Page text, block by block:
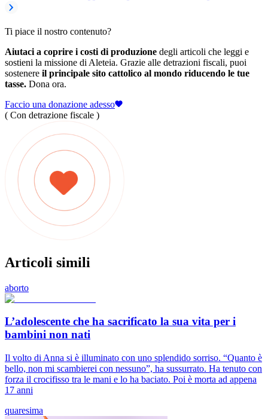
Ti piace il nostro contenuto?
Aiutaci a coprire i costi di produzione degli articoli che leggi e
sostieni la missione di Aleteia. Grazie alle detrazioni fiscali, puoi
sostenere il principale sito cattolico al mondo riducendo le tue
tasse. Dona ora.
Faccio una donazione adesso
( Con detrazione fiscale )
Articoli simili
aborto
L’adolescente che ha sacrificato la sua vita per i
bambini non nati
Il volto di Anna si è illuminato con uno splendido sorriso. “Quanto è
bello, non mi scambierei con nessuno”, ha sussurrato. Ha tenuto con
forza il crocifisso tra le mani e lo ha baciato. Poi è morta ad appena
17 anni
quaresima